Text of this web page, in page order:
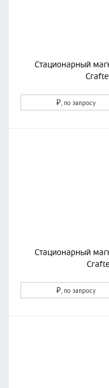
Стационарный
₽, по запросу
Стационарный
₽, по запросу